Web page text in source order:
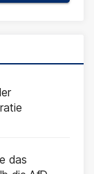
das